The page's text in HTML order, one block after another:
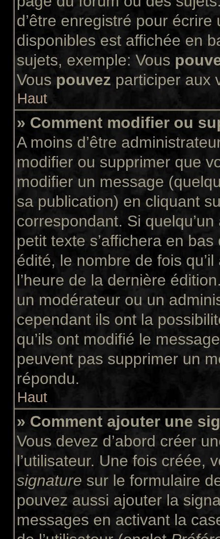
d’être enregistré pour
disponibles est affichée en
sujets, exemple: Vous
Vous pouvez participer aux
Haut
» Comment modifier ou
A moins d’être
modifier ou supprimer que
modifier un message
sa publication) en cliquant
correspondant. Si
petit texte s’affichera en
édité, le nombre de fois
l’heure de la dernière
un modérateur ou un
cependant ils ont la
qu’ils ont modifié le
peuvent pas supprimer un
répondu.
Haut
» Comment ajouter une
Vous devez d’abord créer
l’utilisateur. Une fois créée,
signature sur le formulaire
pouvez aussi ajouter la
messages en activant la